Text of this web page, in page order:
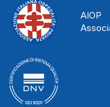
AIOP